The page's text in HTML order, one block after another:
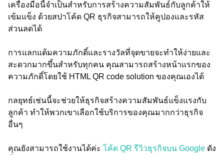
เครื่องมือนี้จำเป็นสำหรับการสร้างความสัมพันธ์กับลูกค้าให้
เข้มแข็ง ด้วยสปาโค้ด QR ธุรกิจสามารถให้คูปองและรหัส
ส่วนลดได้
การแลกแต้มความภักดิ์และรางวัลที่จุดขายจะทำให้ง่ายและ
สะดวกมากขึ้นสำหรับทุกคน คุณสามารถสร้างหน้าแรกของ
ความภักดิ์โดยใช้ HTML QR code solution ของคุณเองได้
กลยุทธ์เช่นนี้จะช่วยให้ธุรกิจสร้างความสัมพันธ์แข็งแรงกับ
ลูกค้า ทำให้พวกเขาเลือกใช้บริการของคุณมากกว่าธุรกิจ
อื่นๆ
คุณยังสามารถใช้งานได้ค่ะ โค้ด QR รีวิวธุรกิจบน Google ดัง